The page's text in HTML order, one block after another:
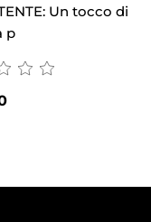
Un tocco di
p